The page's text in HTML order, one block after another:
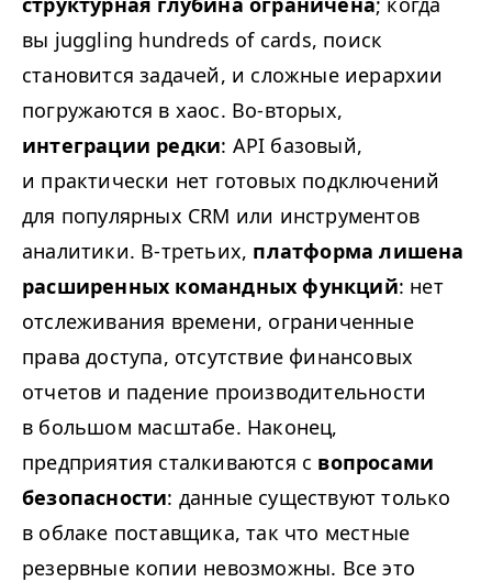
вы juggling hundreds of cards, поиск
становится задачей, и сложные иерархии
погружаются в хаос. Во-вторых,
интеграции редки: API базовый,
и практически нет готовых подключений
для популярных CRM или инструментов
аналитики. В‑третьих, платформа лишена
расширенных командных функций: нет
отслеживания времени, ограниченные
права доступа, отсутствие финансовых
отчетов и падение производительности
в большом масштабе. Наконец,
предприятия сталкиваются с вопросами
безопасности: данные существуют только
в облаке поставщика, так что местные
резервные копии невозможны. Все это